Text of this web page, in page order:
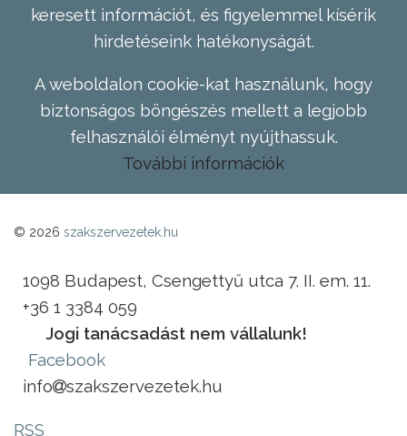
keresett információt, és figyelemmel kísérik
hirdetéseink hatékonyságát.
A weboldalon cookie-kat használunk, hogy
biztonságos böngészés mellett a legjobb
felhasználói élményt nyújthassuk.
További információk
© 2026 szakszervezetek.hu
1098 Budapest, Csengettyű utca 7. II. em. 11.
+36 1 3384 059
Jogi tanácsadást nem vállalunk!
Facebook
info
szakszervezetek.hu
RSS